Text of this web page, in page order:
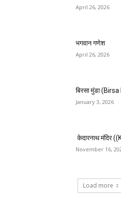
April 26, 2026
भगवान गणेश
April 26, 2026
बिरसा मुंडा
January 3, 2026
केदारनाथ मंदिर
November 16,
Load more